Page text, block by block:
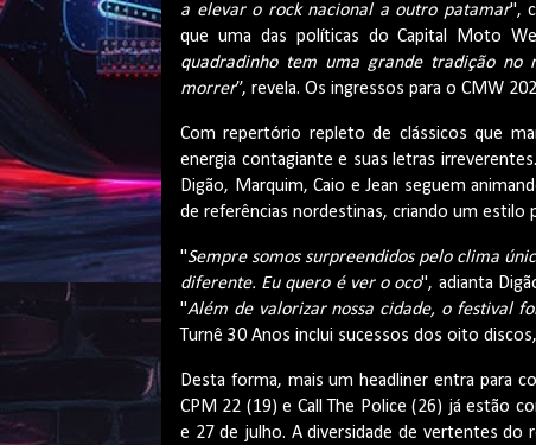
a elevar o rock nacional a outro patamar",
que uma das políticas do Capital Moto
quadradinho tem uma grande tradição no
morrer”, revela. Os ingressos para o CMW
Com repertório repleto de clássicos que
energia contagiante e suas letras
Digão, Marquim, Caio e Jean seguem
de referências nordestinas, criando um estilo
"Sempre somos surpreendidos pelo clima
diferente. Eu quero é ver o oco", adianta
"Além de valorizar nossa cidade, o festival
Turnê 30 Anos inclui sucessos dos oito
Desta forma, mais um headliner entra para
CPM 22 (19) e Call The Police (26) já estão
e 27 de julho. A diversidade de vertentes do